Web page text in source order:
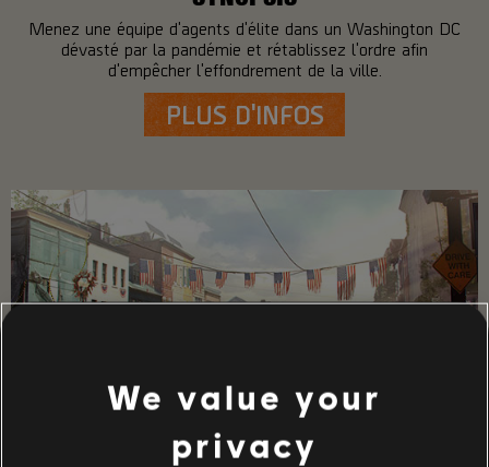
Menez une équipe d'agents d'élite dans un Washington DC
dévasté par la pandémie et rétablissez l'ordre afin
d'empêcher l'effondrement de la ville.
PLUS D'INFOS
We value your
privacy